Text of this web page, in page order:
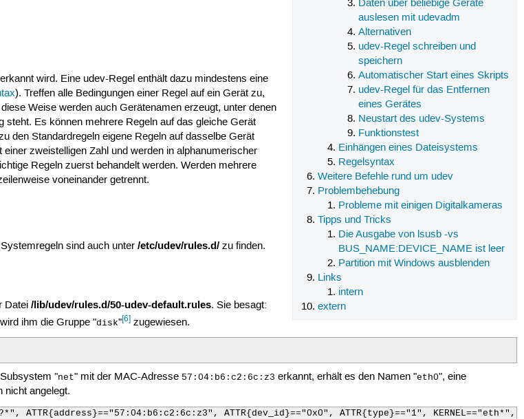
Daten über beliebige Geräte
auslesen mit udevadm
Alternativen
udev-Regel schreiben und
speichern
Automatischer Start eines Skripts
udev-Regel für das Entfernen
eines Gerätes
Neustart des udev-Systems
Funktionstest
Einhängen eines Dateisystems
Regelsyntax
Weitere Befehle rund um udev
Problembehebung
Probleme mit einigen Digitalkameras
Tipps und Tricks
Die Ausgabe von lsusb -vs
BUS_NAME:DEVICE_NAME ist leer
Partition mit Windows ausblenden
Links
intern
extern
wird. Eine udev-Regel enthält dazu mindestens eine
). Treffen alle Bedingungen einer Regel auf ein Gerät zu,
Weise werden auch Gerätenamen erzeugt, unter denen
Es können mehrere Regeln auf das gleiche Gerät
den Standardregeln eigene Regeln auf dasselbe Gerät
zweistelligen Zahl und werden in alphanumerischer
Regeln zuerst behandelt werden. Werden mehrere
voneinander getrennt.
sind auch unter/etc/udev/rules.d/ zu finden.
Datei/lib/udev/rules.d/50-udev-default.rules. Sie besagt:
ihm die Gruppe "disk"[6] zugewiesen.
"net" mit der MAC-Adresse 57:04:b6:c2:6c:z3 erkannt, erhält es den Namen "eth0", eine
nicht angelegt.
ATTR{address}=="57:04:b6:c2:6c:z3", ATTR{dev_id}=="0x0", ATTR{type}=="1", KERNEL=="eth*",